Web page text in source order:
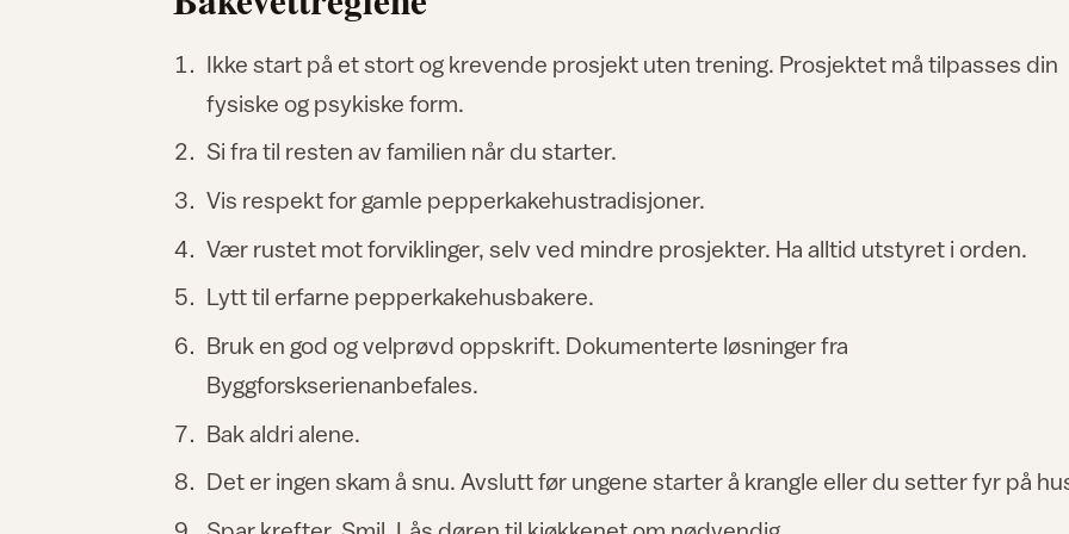
Ikke start på et stort og krevende prosjekt uten trening. Prosjektet må tilpasses din
fysiske og psykiske form.
Si fra til resten av familien når du starter.
Vis respekt for gamle pepperkakehustradisjoner.
Vær rustet mot forviklinger, selv ved mindre prosjekter. Ha alltid utstyret i orden.
Lytt til erfarne pepperkakehusbakere.
Bruk en god og velprøvd oppskrift. Dokumenterte løsninger fra
Byggforskserienanbefales.
Bak aldri alene.
Det er ingen skam å snu. Avslutt før ungene starter å krangle eller du setter fyr på